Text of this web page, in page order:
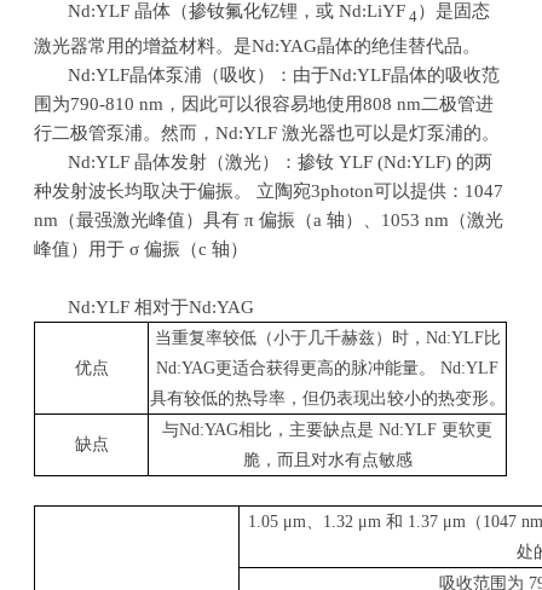
Nd:YLF 晶体（掺钕氟化钇锂，或 Nd:LiYF 4）是固态
激光器常用的增益材料。是Nd:YAG晶体的绝佳替代品。
Nd:YLF晶体泵浦（吸收）：由于Nd:YLF晶体的吸收范
围为790-810 nm ，因此可以很容易地使用808 nm二极管进
行二极管泵浦。然而，Nd:YLF激光器也可以是灯泵浦的。
Nd:YLF 晶体发射（激光）：掺钕 YLF (Nd:YLF) 的两
种发射波长均取决于偏振。 立陶宛3photon可以提供： 1047
nm （最强激光峰值）具有 π偏振（a轴）、 1053 nm （激光
峰值）用于 σ偏振（c轴）
Nd:YLF 相对于Nd:YAG
优点
当重复率较低（小于几千赫兹）时， Nd:YLF比
Nd:YAG更适合获得更高的脉冲能量。
Nd:YLF
具有较低的热导率，但仍表现出较小的热变形。
缺点
与Nd:YAG相比，主要缺点是 Nd:YLF 更软更
脆，而且对水有点敏感
1.05 μm、 1.32 μm 和 1.37 μm（ 1047 nm
处
吸收范围为